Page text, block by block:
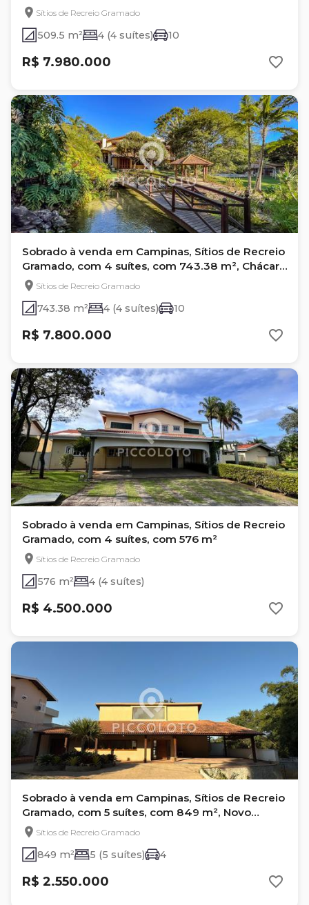
Gramado
Sítios de Recreio Gramado
509.5 m² 4 (4 suítes) 10
R$ 7.980.000
Sobrado à venda em Campinas, Sítios de Recreio
Gramado, com 4 suítes, com 743.38 m², Chácara
Gramado
Sítios de Recreio Gramado
743.38 m² 4 (4 suítes) 10
R$ 7.800.000
Sobrado à venda em Campinas, Sítios de Recreio
Gramado, com 4 suítes, com 576 m²
Sítios de Recreio Gramado
576 m² 4 (4 suítes)
R$ 4.500.000
Sobrado à venda em Campinas, Sítios de Recreio
Gramado, com 5 suítes, com 849 m², Novo
Gramado
Sítios de Recreio Gramado
849 m² 5 (5 suítes) 4
R$ 2.550.000